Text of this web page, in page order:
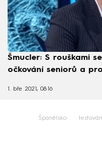
Šmucler: S rouškami
očkování seniorů a
1. bře 2021, 08:16
Španělsko